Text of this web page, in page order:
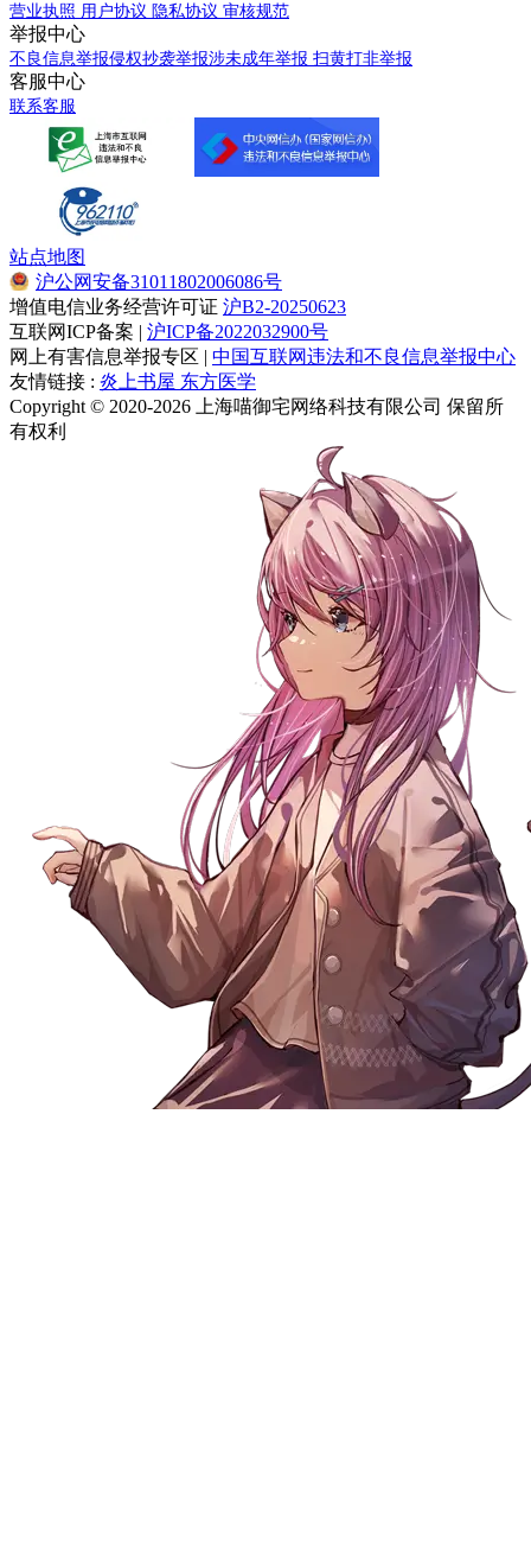
营业执照 用户协议 隐私协议 审核规范
举报中心
不良信息举报侵权抄袭举报涉未成年举报 扫黄打非举报
客服中心
联系客服
站点地图
沪公网安备31011802006086号
增值电信业务经营许可证 沪B2-20250623
互联网ICP备案 | 沪ICP备2022032900号
网上有害信息举报专区 | 中国互联网违法和不良信息举报中心
友情链接 : 炎上书屋 东方医学
Copyright © 2020-2026 上海喵御宅网络科技有限公司 保留所
有权利